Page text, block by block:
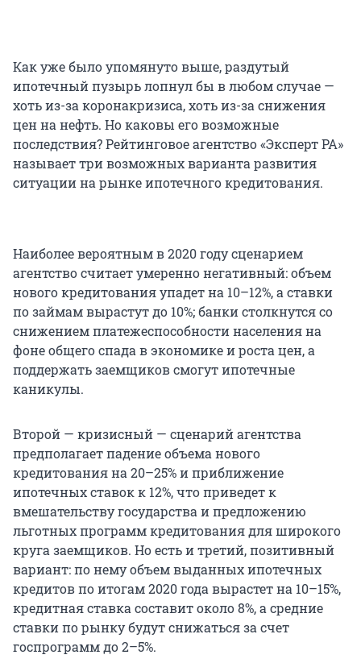
Как уже было упомянуто выше, раздутый
ипотечный пузырь лопнул бы в любом случае —
хоть из-за коронакризиса, хоть из-за снижения
цен на нефть. Но каковы его возможные
последствия? Рейтинговое агентство «Эксперт РА»
называет три возможных варианта развития
ситуации на рынке ипотечного кредитования.
Наиболее вероятным в 2020 году сценарием
агентство считает умеренно негативный: объем
нового кредитования упадет на 10–12%, а ставки
по займам вырастут до 10%; банки столкнутся со
снижением платежеспособности населения на
фоне общего спада в экономике и роста цен, а
поддержать заемщиков смогут ипотечные
каникулы.
Второй — кризисный — сценарий агентства
предполагает падение объема нового
кредитования на 20–25% и приближение
ипотечных ставок к 12%, что приведет к
вмешательству государства и предложению
льготных программ кредитования для широкого
круга заемщиков. Но есть и третий, позитивный
вариант: по нему объем выданных ипотечных
кредитов по итогам 2020 года вырастет на 10–15%,
кредитная ставка составит около 8%, а средние
ставки по рынку будут снижаться за счет
госпрограмм до 2–5%.